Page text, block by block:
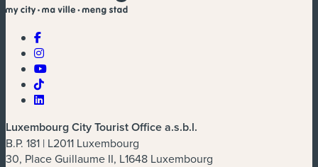
Luxembourg City Tourist Office a.s.b.l.
B.P. 181 | L2011 Luxembourg
30, Place Guillaume II, L1648 Luxembourg